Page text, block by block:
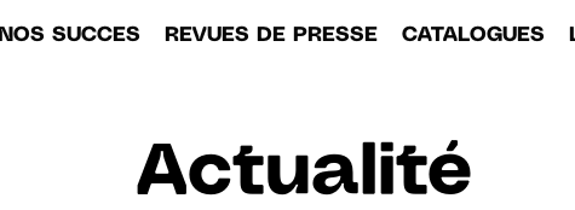
NOS SUCCES REVUES DE PRESSE CATALOGUES
Actualité